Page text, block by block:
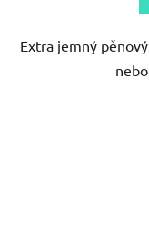
Extra jemný